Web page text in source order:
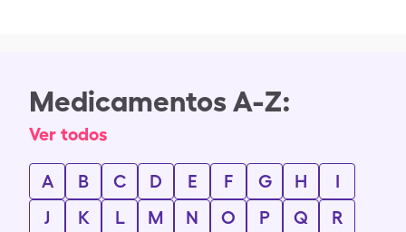
Medicamentos A-Z:
Ver todos
A B C D E F G H
I
J
K L M N O P Q
R